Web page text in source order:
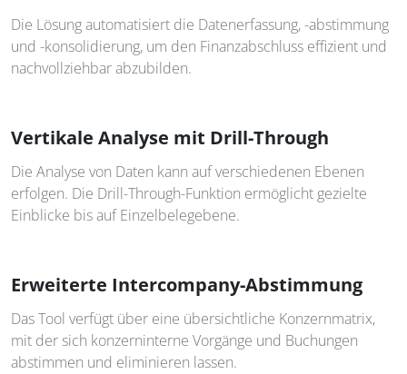
Die Lösung automatisiert die Datenerfassung, -abstimmung
und -konsolidierung, um den Finanzabschluss effizient und
nachvollziehbar abzubilden.
Vertikale Analyse mit Drill-Through
Die Analyse von Daten kann auf verschiedenen Ebenen
erfolgen. Die Drill-Through-Funktion ermöglicht gezielte
Einblicke bis auf Einzelbelegebene.
Erweiterte Intercompany-Abstimmung
Das Tool verfügt über eine übersichtliche Konzernmatrix,
mit der sich konzerninterne Vorgänge und Buchungen
abstimmen und eliminieren lassen.